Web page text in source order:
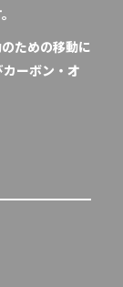
ための移動に
ーボン・オ